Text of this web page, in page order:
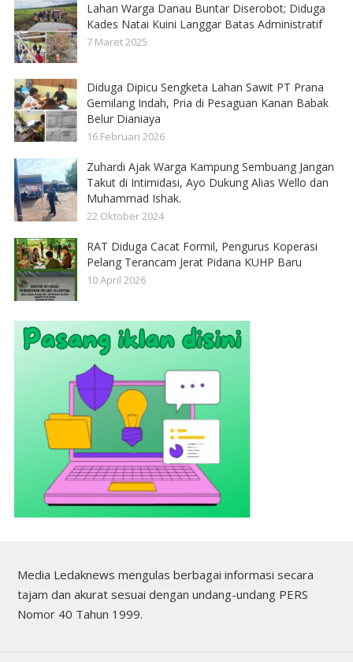
Lahan Warga Danau Buntar Diserobot; Diduga
Kades Natai Kuini Langgar Batas Administratif
7 Maret 2025
Diduga Dipicu Sengketa Lahan Sawit PT Prana
Gemilang Indah, Pria di Pesaguan Kanan Babak
Belur Dianiaya
16 Februari 2026
Zuhardi Ajak Warga Kampung Sembuang Jangan
Takut di Intimidasi, Ayo Dukung Alias Wello dan
Muhammad Ishak.
22 Oktober 2024
RAT Diduga Cacat Formil, Pengurus Koperasi
Pelang Terancam Jerat Pidana KUHP Baru
10 April 2026
Media Ledaknews mengulas berbagai informasi secara
tajam dan akurat sesuai dengan undang-undang PERS
Nomor 40 Tahun 1999.